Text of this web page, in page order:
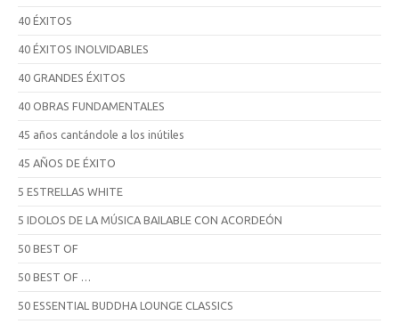
40 ÉXITOS
40 ÉXITOS INOLVIDABLES
40 GRANDES ÉXITOS
40 OBRAS FUNDAMENTALES
45 años cantándole a los inútiles
45 AÑOS DE ÉXITO
5 ESTRELLAS WHITE
5 IDOLOS DE LA MÚSICA BAILABLE CON ACORDEÓN
50 BEST OF
50 BEST OF …
50 ESSENTIAL BUDDHA LOUNGE CLASSICS